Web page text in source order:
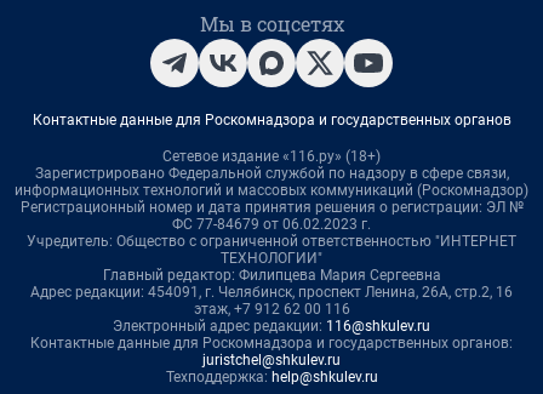
Мы в соцсетях
Контактные данные для Роскомнадзора и государственных органов
Сетевое издание «116.ру» (18+)
Зарегистрировано Федеральной службой по надзору в сфере связи,
информационных технологий и массовых коммуникаций (Роскомнадзор)
Регистрационный номер и дата принятия решения о регистрации: ЭЛ №
ФС 77-84679 от 06.02.2023 г.
Учредитель: Общество с ограниченной ответственностью "ИНТЕРНЕТ
ТЕХНОЛОГИИ"
Главный редактор: Филипцева Мария Сергеевна
Адрес редакции: 454091, г. Челябинск, проспект Ленина, 26А, стр.2, 16
этаж, +7 912 62 00 116
Электронный адрес редакции: 116@shkulev.ru
Контактные данные для Роскомнадзора и государственных органов:
juristchel@shkulev.ru
Техподдержка: help@shkulev.ru